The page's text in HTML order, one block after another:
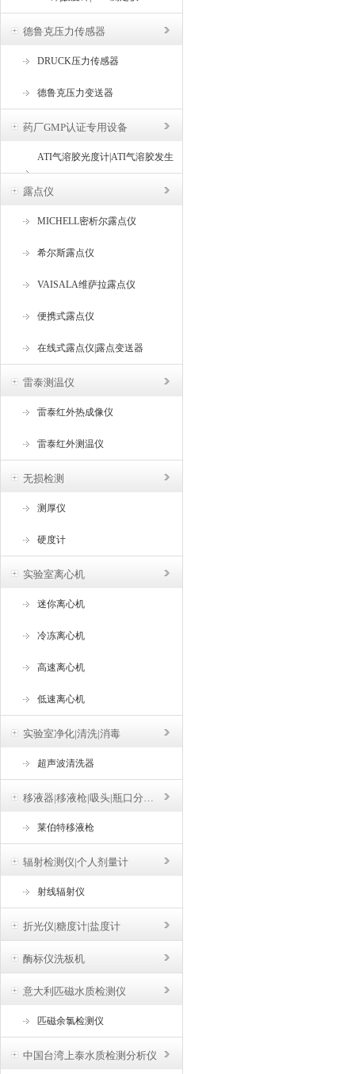
德鲁克压力传感器
DRUCK压力传感器
德鲁克压力变送器
药厂GMP认证专用设备
ATI气溶胶光度计|ATI气溶胶发生
器
露点仪
MICHELL密析尔露点仪
希尔斯露点仪
VAISALA维萨拉露点仪
便携式露点仪
在线式露点仪|露点变送器
雷泰测温仪
雷泰红外热成像仪
雷泰红外测温仪
无损检测
测厚仪
硬度计
实验室离心机
迷你离心机
冷冻离心机
高速离心机
低速离心机
实验室净化|清洗|消毒
超声波清洗器
移液器|移液枪|吸头|瓶口分液器
莱伯特移液枪
辐射检测仪|个人剂量计
射线辐射仪
折光仪|糖度计|盐度计
酶标仪洗板机
意大利匹磁水质检测仪
匹磁余氯检测仪
中国台湾上泰水质检测分析仪